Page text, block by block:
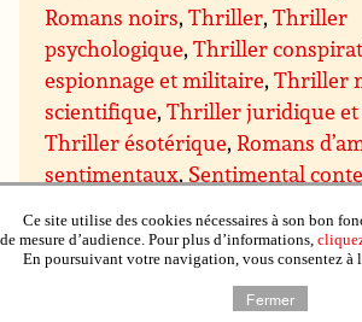
Romans noirs,Thriller,Thriller
psychologique,Thriller
espionnage et militaire,Thriller
scientifique,Thriller juridique
Thriller ésotérique,Romans
sentimentaux, Sentimental
Sentimental paranormal, bit-lit,
sentimentale,Chick lit,Science-
Dystopie et Uchronie
Ce site utilise des cookies nécessaires à son bon
de mesure d’audience. Pour plus d’informations,
En poursuivant votre navigation, vous consentez à
Fermer